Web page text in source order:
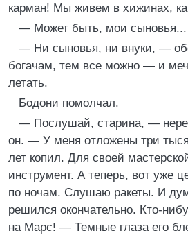
карман! Мы живем в хижинах,
— Может быть, мои
— Ни сыновья, ни внуки, —
богачам, тем все можно — и
летать.
Бодони помолчал.
— Послушай, старина, —
он. — У меня отложены три
лет копил. Для своей
инструмент. А теперь, вот уже
по ночам. Слушаю ракеты. И
решился окончательно. Кто-
на Марс! — Темные глаза его